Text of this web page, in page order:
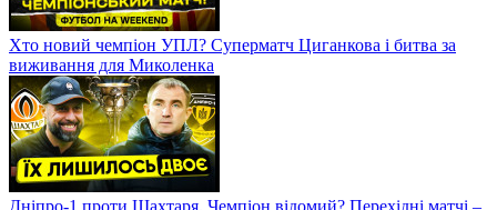
Хто новий чемпіон УПЛ? Суперматч Циганкова і битва за
виживання для Миколенка
Дніпро-1 проти Шахтаря. Чемпіон відомий? Перехідні матчі –